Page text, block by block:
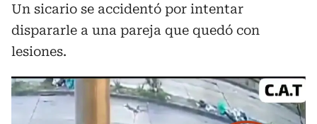
Un sicario se accidentó por intentar
dispararle a una pareja que quedó con
lesiones.